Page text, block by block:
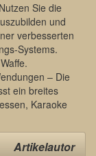
Sie die
und
verbesserten
Systems.
– Die
ein breites
Karaoke
Artikelautor